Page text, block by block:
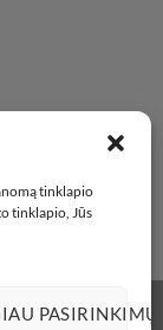
tinklapio
tinklapio, Jūs
PASIRINKIMŲ